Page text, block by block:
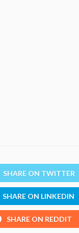
SHARE ON TWITTER
SHARE ON LINKEDIN
SHARE ON REDDIT